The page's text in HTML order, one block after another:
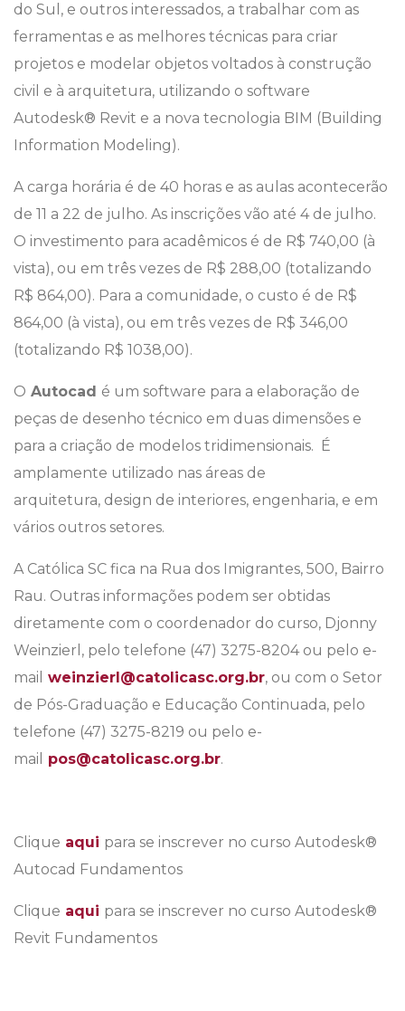
do Sul, e outros interessados, a trabalhar com as
ferramentas e as melhores técnicas para criar
projetos e modelar objetos voltados à construção
civil e à arquitetura, utilizando o software
Autodesk® Revit e a nova tecnologia BIM (Building
Information Modeling).
A carga horária é de 40 horas e as aulas acontecerão
de 11 a 22 de julho. As inscrições vão até 4 de julho.
O investimento para acadêmicos é de R$ 740,00 (à
vista), ou em três vezes de R$ 288,00 (totalizando
R$ 864,00). Para a comunidade, o custo é de R$
864,00 (à vista), ou em três vezes de R$ 346,00
(totalizando R$ 1038,00).
O Autocad é um software para a elaboração de
peças de desenho técnico em duas dimensões e
para a criação de modelos tridimensionais. É
amplamente utilizado nas áreas de
arquitetura, design de interiores, engenharia, e em
vários outros setores.
A Católica SC fica na Rua dos Imigrantes, 500, Bairro
Rau. Outras informações podem ser obtidas
diretamente com o coordenador do curso, Djonny
Weinzierl, pelo telefone (47) 3275-8204 ou pelo e-
mail weinzierl@catolicasc.org.br, ou com o Setor
de Pós-Graduação e Educação Continuada, pelo
telefone (47) 3275-8219 ou pelo e-
mail
pos@catolicasc.org.br.
Clique aqui para se inscrever no curso Autodesk®
Autocad Fundamentos
Clique aqui para se inscrever no curso Autodesk®
Revit Fundamentos